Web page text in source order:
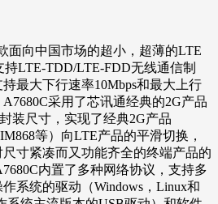
面向中国市场的超小，超薄的LTE
持LTE-TDD/LTE-FDD无线通信制
最大下行速率10Mbps和最大上行
A7680C采用了芯讯通经典的2G产品
装尺寸，实现了经典2G产品
等）向LTE产品的平滑切换，
寸紧凑而又功能齐全的终端产品的
内置了多种网络协议，支持多
系统的驱动（Windows，Linux和